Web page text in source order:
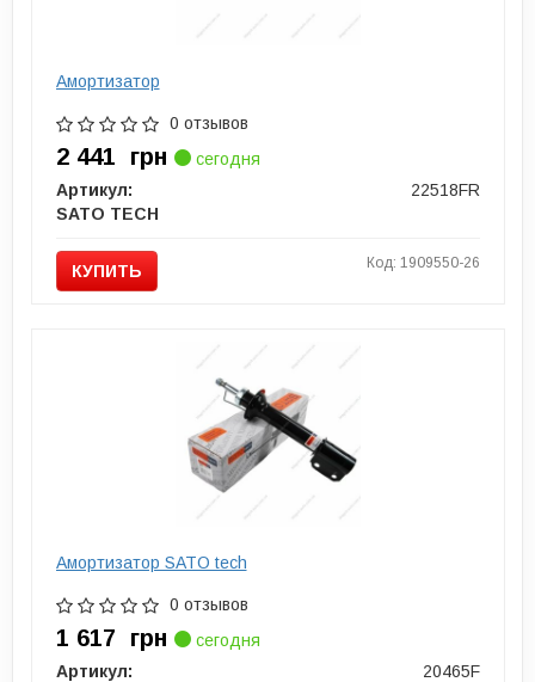
Амортизатор
0 отзывов
2 441 грн
сегодня
Артикул:
22518FR
SATO TECH
КУПИТЬ Код: 1909550-26
Амортизатор SATO tech
0 отзывов
1 617 грн
сегодня
Артикул:
20465F